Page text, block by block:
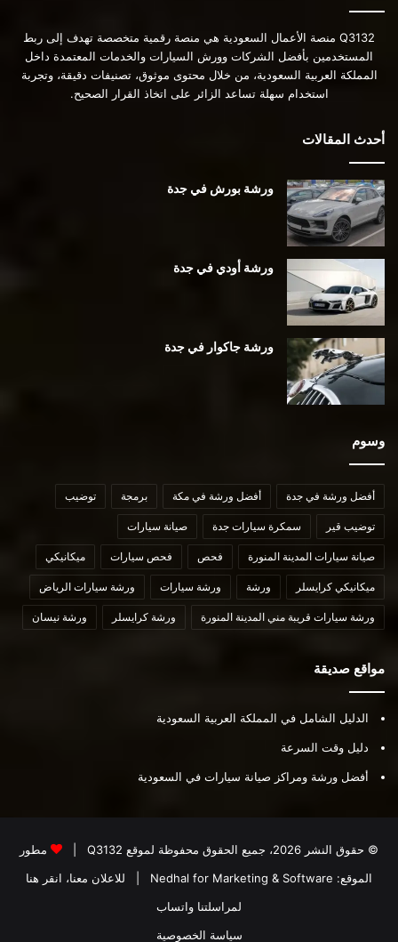
Q3132 منصة الأعمال السعودية هي منصة رقمية متخصصة تهدف إلى ربط
المستخدمين بأفضل الشركات وورش السيارات والخدمات المعتمدة داخل
المملكة العربية السعودية، من خلال محتوى موثوق، تصنيفات دقيقة، وتجربة
استخدام سهلة تساعد الزائر على اتخاذ القرار الصحيح.
أحدث المقالات
ورشة بورش في جدة
ورشة أودي في جدة
ورشة جاكوار في جدة
وسوم
أفضل ورشة في جدة أفضل ورشة في مكة برمجة توضيب
توضيب قير سمكرة سيارات جدة صيانة سيارات
صيانة سيارات المدينة المنورة فحص فحص سيارات ميكانيكي
ميكانيكي كرايسلر ورشة ورشة سيارات ورشة سيارات الرياض
ورشة سيارات قريبة مني المدينة المنورة ورشة كرايسلر ورشة نيسان
مواقع صديقة
الدليل الشامل في المملكة العربية السعودية
دليل وقت السرعة
أفضل ورشة ومراكز صيانة سيارات في السعودية
© حقوق النشر 2026، جميع الحقوق محفوظة لموقع Q3132
مطور
الموقع: Nedhal for Marketing & Software
للاعلان معنا، انقر هنا
لمراسلتنا واتساب
سياسة الخصوصية